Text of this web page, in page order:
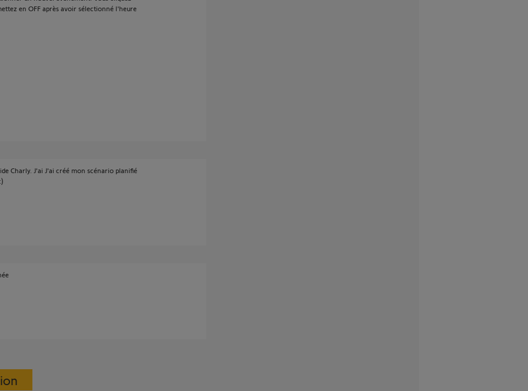
en OFF après avoir sélectionné l'heure
Charly. J'ai J'ai créé mon scénario planifié